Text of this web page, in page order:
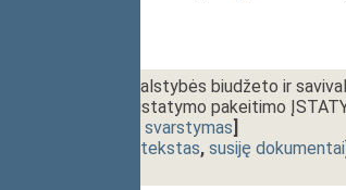
2001 metų valstybės biudžeto ir
patvirtinimo įstatymo pakeitimo
svarstymas]
dokumento tekstas, susiję dokumentai